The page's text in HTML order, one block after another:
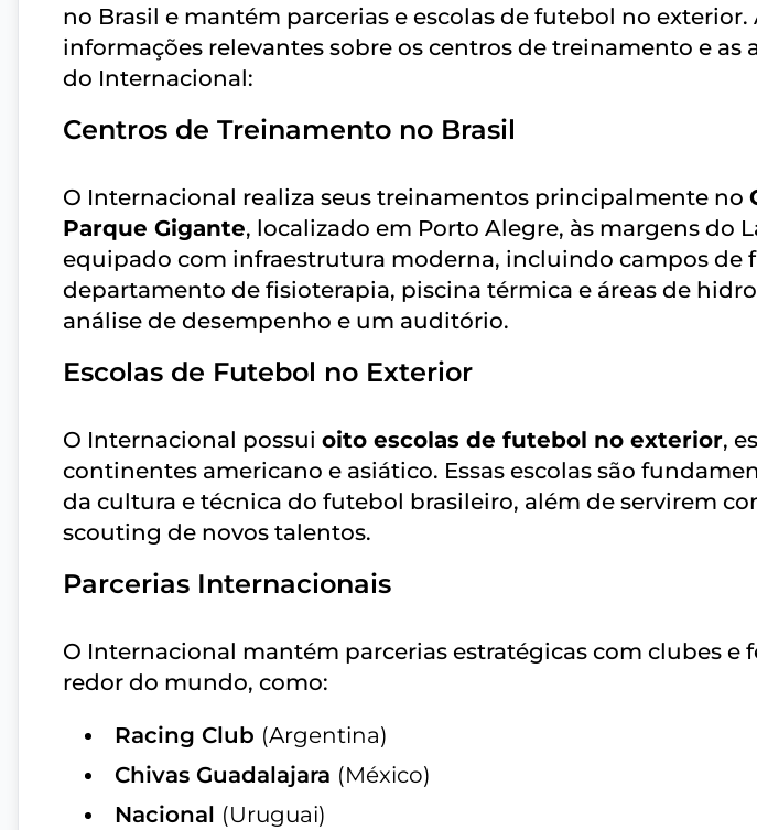
no Brasil e mantém parcerias e escolas de futebol no
informações relevantes sobre os centros de treinamento e
do Internacional:
Centros de Treinamento no Brasil
O Internacional realiza seus treinamentos principalmente no
Parque Gigante, localizado em Porto Alegre, às margens do
equipado com infraestrutura moderna, incluindo campos de
departamento de fisioterapia, piscina térmica e áreas de
análise de desempenho e um auditório.
Escolas de Futebol no Exterior
O Internacional possui oito escolas de futebol no exterior,
continentes americano e asiático. Essas escolas são
da cultura e técnica do futebol brasileiro, além de servirem
scouting de novos talentos.
Parcerias Internacionais
O Internacional mantém parcerias estratégicas com clubes e
redor do mundo, como:
Racing Club (Argentina)
Chivas Guadalajara (México)
Nacional (Uruguai)